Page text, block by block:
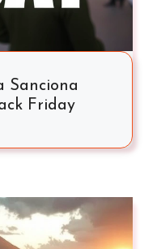
Sanciona
Friday